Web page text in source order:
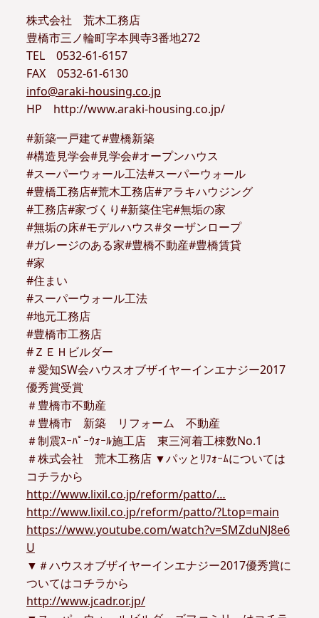
株式会社 荒木工務店
豊橋市三ノ輪町字本興寺3番地272
TEL 0532-61-6157
FAX 0532-61-6130
info@araki-housing.co.jp
HP http://www.araki-housing.co.jp/
#新築一戸建て#豊橋新築
#構造見学会#見学会#オープンハウス
#スーパーウォール工法#スーパーウォール
#豊橋工務店#荒木工務店#アラキハウジング
#工務店#家づくり#新築住宅#無垢の家
#無垢の床#モデルハウス#ターザンロープ
#ガレージのある家#豊橋不動産#豊橋賃貸
#家
#住まい
#スーパーウォール工法
#地元工務店
#豊橋市工務店
#ＺＥＨビルダー
＃愛知SW会ハウスオブザイヤーインエナジー2017
優秀賞受賞
＃豊橋市不動産
＃豊橋市 新築 リフォーム 不動産
＃制震ｽｰﾊﾟｰｳｫｰﾙ施工店 東三河着工棟数No.1
＃株式会社 荒木工務店 ▼パッとﾘﾌｫｰﾑについては
コチラから
http://www.lixil.co.jp/reform/patto/…
http://www.lixil.co.jp/reform/patto/?Ltop=main
https://www.youtube.com/watch?v=SMZduNJ8e6
U
▼＃ハウスオブザイヤーインエナジー2017優秀賞に
ついてはコチラから
http://www.jcadr.or.jp/